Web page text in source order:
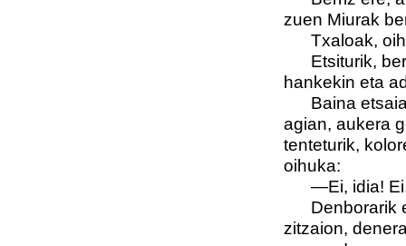
zuen Miurak
Txaloak,
Etsiturik,
hankekin eta
Baina
agian, aukera
tenteturik,
oihuka:
—Ei, idia!
Denborarik
zitzaion,